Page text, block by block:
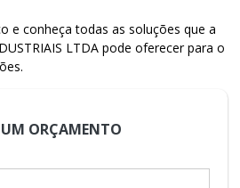
e conheça todas as soluções que a
LTDA pode oferecer para o
ORÇAMENTO